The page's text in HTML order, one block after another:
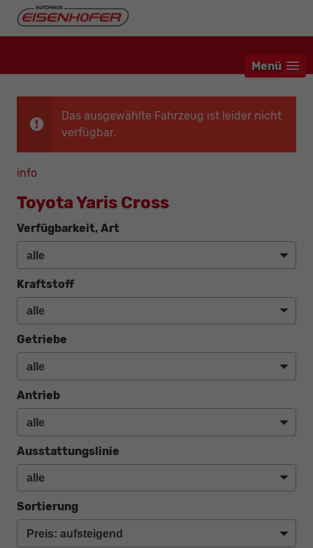
Menü
Das ausgewählte Fahrzeug ist leider nicht
verfügbar.
info
Toyota Yaris Cross
Verfügbarkeit, Art
Kraftstoff
Getriebe
Antrieb
Ausstattungslinie
Sortierung